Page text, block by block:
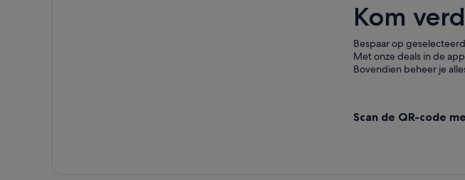
Kom
Bespaar op
Met onze deals in de
Bovendien beheer je
Scan de QR-code